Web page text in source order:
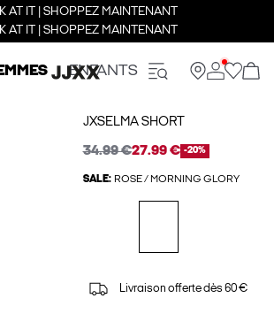
AT IT | SHOPPEZ MAINTENANT
AT IT | SHOPPEZ MAINTENANT
ENFANTS
JXSELMA SHORT
34.99 €27.99 € -20%
SALE: ROSE / MORNING GLORY
Livraison offerte dès 60 €